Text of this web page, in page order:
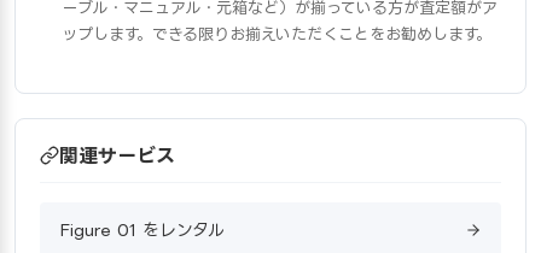
ーブル・マニュアル・元箱など）が揃っている方が査定額がア
ップします。できる限りお揃えいただくことをお勧めします。
関連サービス
Figure 01 をレンタル